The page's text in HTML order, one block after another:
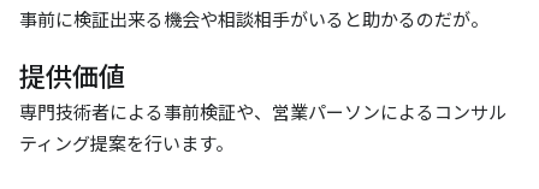
事前に検証出来る機会や相談相手がいると助かるのだが。
提供価値
専門技術者による事前検証や、営業パーソンによるコンサル
ティング提案を行います。